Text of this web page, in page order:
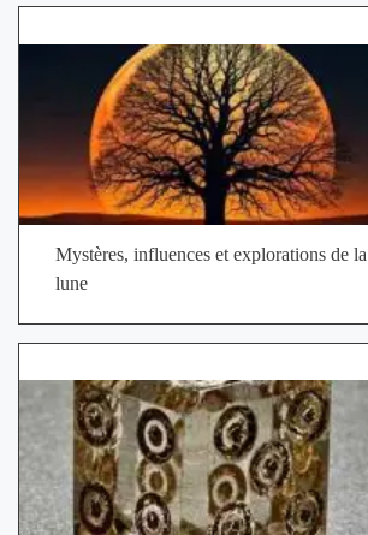
Mystères, influences et explorations de la
lune